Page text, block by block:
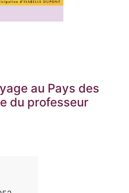
au Pays des
du professeur